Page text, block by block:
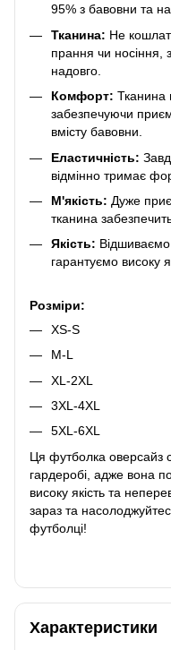
95% з бавовни та
Тканина: Не
прання чи носіння,
надовго.
Комфорт: Тканина
забезпечуючи
вмісту бавовни.
Еластичність:
відмінно тримає
М'якість: Дуже
тканина
Якість:
гарантуємо високу
Розміри:
XS-S
M-L
XL-2XL
3XL-4XL
5XL-6XL
Ця футболка оверсайз
гардеробі, адже вона
високу якість та
зараз та
футболці!
Характеристики